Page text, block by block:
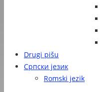
Drugi pišu
Српски језик
Romski jezik